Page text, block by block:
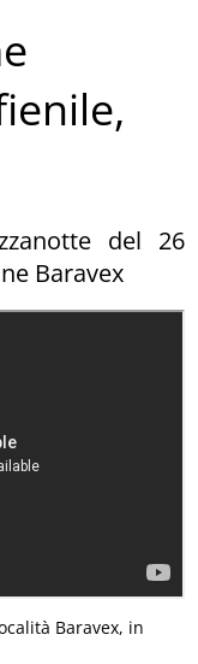
del 26
Baravex
Baravex, in